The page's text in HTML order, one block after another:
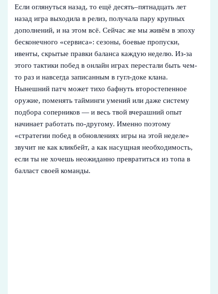
Если оглянуться назад, то ещё десять–пятнадцать лет
назад игра выходила в релиз, получала пару крупных
дополнений, и на этом всё. Сейчас же мы живём в эпоху
бесконечного «сервиса»: сезоны, боевые пропуски,
ивенты, скрытые правки баланса каждую неделю. Из-за
этого тактики побед в онлайн играх перестали быть чем-
то раз и навсегда записанным в гугл-доке клана.
Нынешний патч может тихо бафнуть второстепенное
оружие, поменять тайминги умений или даже систему
подбора соперников — и весь твой вчерашний опыт
начинает работать по‑другому. Именно поэтому
«стратегии побед в обновлениях игры на этой неделе»
звучит не как кликбейт, а как насущная необходимость,
если ты не хочешь неожиданно превратиться из топа в
балласт своей команды.